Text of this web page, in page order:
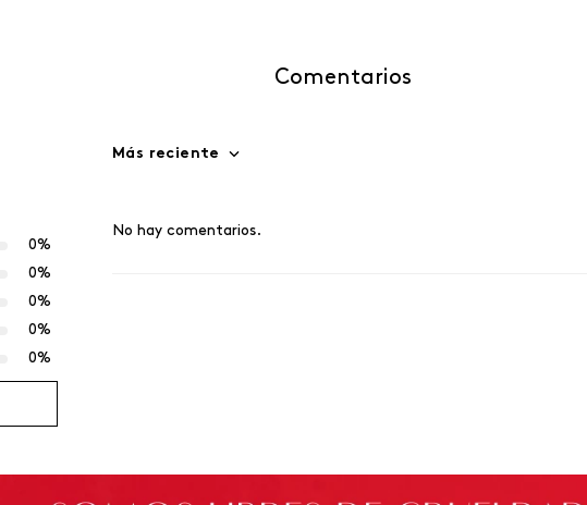
Comentarios
0%
0%
0%
0%
0%
Más reciente
No hay comentarios.